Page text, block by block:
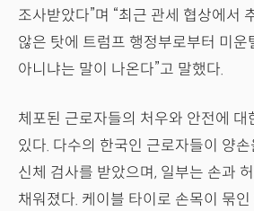
조사받았다”며 “최근 관세 협상에서
않은 탓에 트럼프 행정부로부터 미운
아니냐는 말이 나온다”고 말했다.
체포된 근로자들의 처우와 안전에 대
있다. 다수의 한국인 근로자들이 양
신체 검사를 받았으며, 일부는 손과
채워졌다. 케이블 타이로 손목이 묶